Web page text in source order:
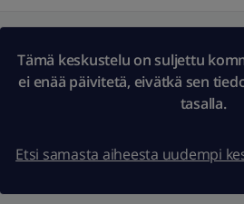
Tämä keskustelu on suljettu
ei enää päivitetä, eivätkä sen
tasalla.
Etsi samasta aiheesta uudempi